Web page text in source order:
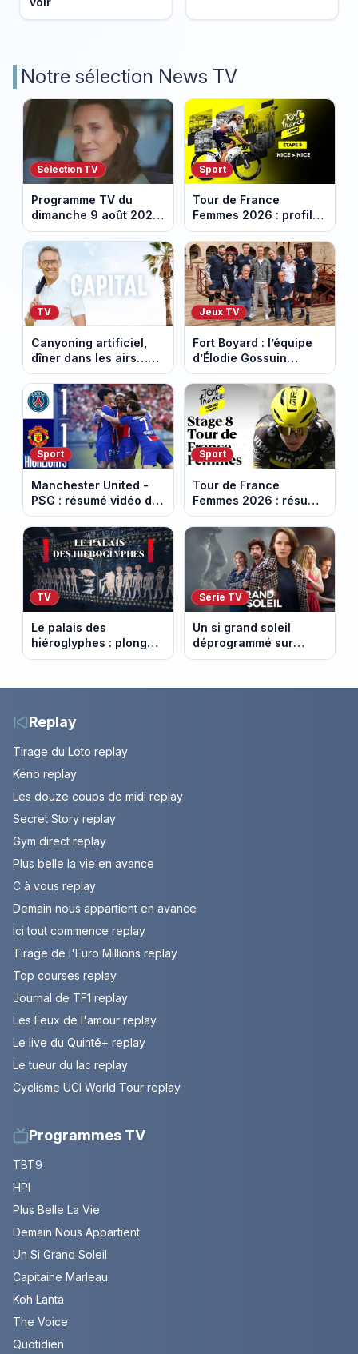
Notre sélection News TV
Sélection TV
Programme TV du
dimanche 9 août 2026
: notre sélection pour
votre soirée télé
Sport
Tour de France
Femmes 2026 : profil
et horaires de la
dernière étape à Nice
TV
Canyoning artificiel,
dîner dans les airs…
les loisirs les plus fous
passés au crible dans
Capital
Jeux TV
Fort Boyard : l’équipe
d’Élodie Gossuin
termine avec une belle
somme pour l'Unicef et
le Refuge
Sport
Manchester United -
PSG : résumé vidéo du
match amical du 8 août
2026
Sport
Tour de France
Femmes 2026 : résumé
vidéo de la 9e étape
entre Sisteron et Nice
TV
Le palais des
hiéroglyphes : plongez
dans la tombe
les archéologues
Série TV
Un si grand soleil
déprogrammé sur
France 3 : cinq
diffusés le 13 août
Replay
Tirage du Loto replay
Keno replay
Les douze coups de midi replay
Secret Story replay
Gym direct replay
Plus belle la vie en avance
C à vous replay
Demain nous appartient en avance
Ici tout commence replay
Tirage de l'Euro Millions replay
Top courses replay
Journal de TF1 replay
Les Feux de l'amour replay
Le live du Quinté+ replay
Le tueur du lac replay
Cyclisme UCI World Tour replay
Programmes TV
TBT9
HPI
Plus Belle La Vie
Demain Nous Appartient
Un Si Grand Soleil
Capitaine Marleau
Koh Lanta
The Voice
Quotidien